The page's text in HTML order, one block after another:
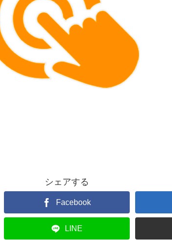
シェアする
Facebook
LINE